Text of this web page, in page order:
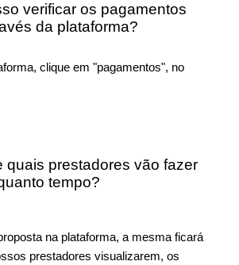
verificar os pagamentos
da plataforma?
clique em "pagamentos", no
quais prestadores vão fazer
tempo?
na plataforma, a mesma ficará
prestadores visualizarem, os